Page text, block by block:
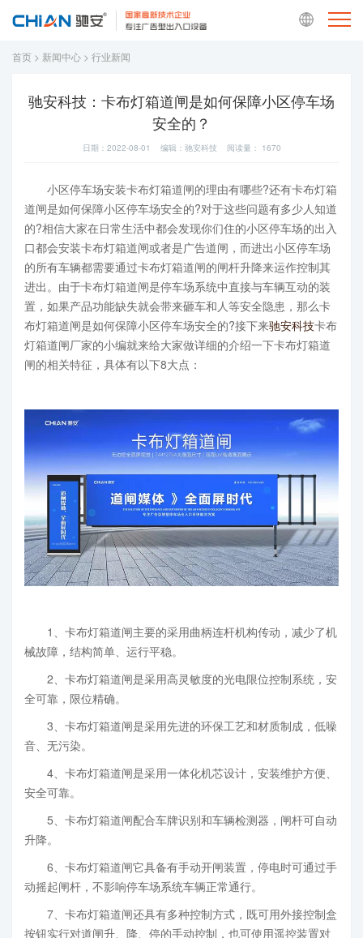
首页 > 新闻中心 > 行业新闻
驰安科技：卡布灯箱道闸是如何保障小区停车场
安全的？
日期：2022-08-01 编辑：驰安科技 阅读量： 1670
小区停车场安装卡布灯箱道闸的理由有哪些?还有卡布灯箱
道闸是如何保障小区停车场安全的?对于这些问题有多少人知道
的?相信大家在日常生活中都会发现你们住的小区停车场的出入
口都会安装卡布灯箱道闸或者是广告道闸，而进出小区停车场
的所有车辆都需要通过卡布灯箱道闸的闸杆升降来运作控制其
进出。由于卡布灯箱道闸是停车场系统中直接与车辆互动的装
置，如果产品功能缺失就会带来砸车和人等安全隐患，那么卡
布灯箱道闸是如何保障小区停车场安全的?接下来驰安科技卡布
灯箱道闸厂家的小编就来给大家做详细的介绍一下卡布灯箱道
闸的相关特征，具体有以下8大点：
1、卡布灯箱道闸主要的采用曲柄连杆机构传动，减少了机
械故障，结构简单、运行平稳。
2、卡布灯箱道闸是采用高灵敏度的光电限位控制系统，安
全可靠，限位精确。
3、卡布灯箱道闸是采用先进的环保工艺和材质制成，低噪
音、无污染。
4、卡布灯箱道闸是采用一体化机芯设计，安装维护方便、
安全可靠。
5、卡布灯箱道闸配合车牌识别和车辆检测器，闸杆可自动
升降。
6、卡布灯箱道闸它具备有手动开闸装置，停电时可通过手
动摇起闸杆，不影响停车场系统车辆正常通行。
7、卡布灯箱道闸还具有多种控制方式，既可用外接控制盒
按钮实行对道闸升、降、停的手动控制，也可使用遥控装置对